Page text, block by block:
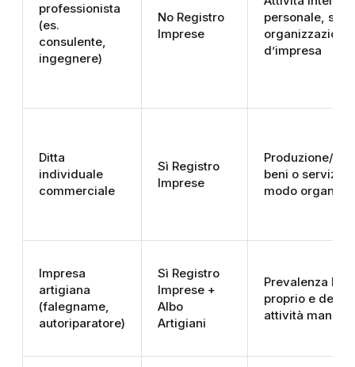
professionista
(es.
consulente,
ingegnere)
No Registro
Imprese
personale,
organizzazione
d’impresa
Ditta
individuale
commerciale
Sì Registro
Imprese
Produzione/
beni o servizi in
modo
Impresa
artigiana
(falegname,
autoriparatore)
Sì Registro
Imprese +
Albo
Artigiani
Prevalenza
proprio e dei
attività